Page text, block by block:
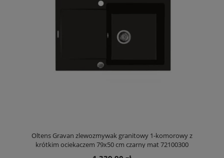
Oltens Gravan zlewozmywak granitowy 1-komorowy z
krótkim ociekaczem 79x50 cm czarny mat 72100300